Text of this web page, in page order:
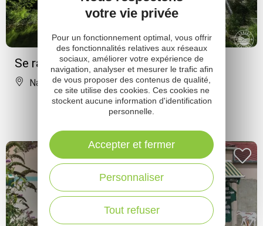
Se rafraichir sous le pont de Nant
Nant
votre vie privée
Pour un fonctionnement optimal, vous offrir
des fonctionnalités relatives aux réseaux
sociaux, améliorer votre expérience de
navigation, analyser et mesurer le trafic afin
de vous proposer des contenus de qualité,
ce site utilise des cookies. Ces cookies ne
stockent aucune information d'identification
personnelle.
Tout refuser
Personnaliser
Accepter et fermer